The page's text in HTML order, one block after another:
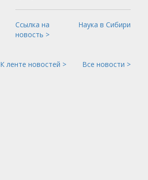
Ссылка на
новость >
Наука в Сибири
К ленте новостей > Все новости >